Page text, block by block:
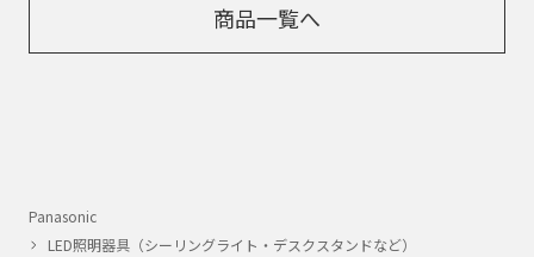
商品一覧へ
Panasonic
LED照明器具（シーリングライト・デスクスタンドなど）